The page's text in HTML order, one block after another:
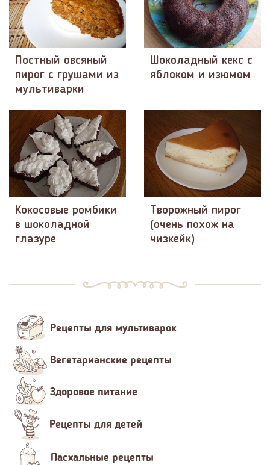
Постный овсяный
пирог с грушами из
мультиварки
Шоколадный кекс с
яблоком и изюмом
Кокосовые ромбики
в шоколадной
глазуре
Творожный пирог
(очень похож на
чизкейк)
Рецепты для мультиварок
Вегетарианские рецепты
Здоровое питание
Рецепты для детей
Пасхальные рецепты